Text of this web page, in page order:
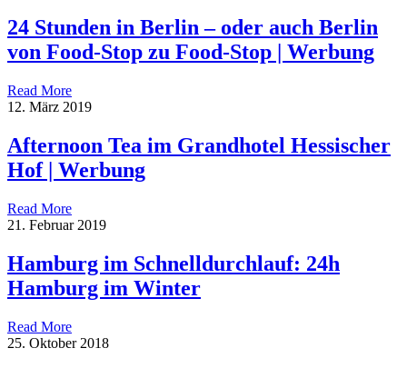
24 Stunden in Berlin – oder auch Berlin
von Food-Stop zu Food-Stop | Werbung
Read More
12. März 2019
Afternoon Tea im Grandhotel Hessischer
Hof | Werbung
Read More
21. Februar 2019
Hamburg im Schnelldurchlauf: 24h
Hamburg im Winter
Read More
25. Oktober 2018